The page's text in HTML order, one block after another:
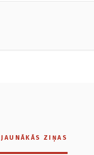
ZIŅAS